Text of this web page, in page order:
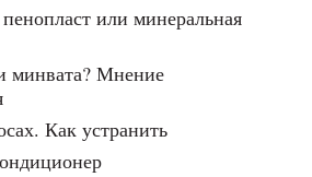
или минеральная
минвата? Мнение
Как устранить